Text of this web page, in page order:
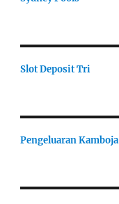
Slot Deposit Tri
Pengeluaran Kamboja